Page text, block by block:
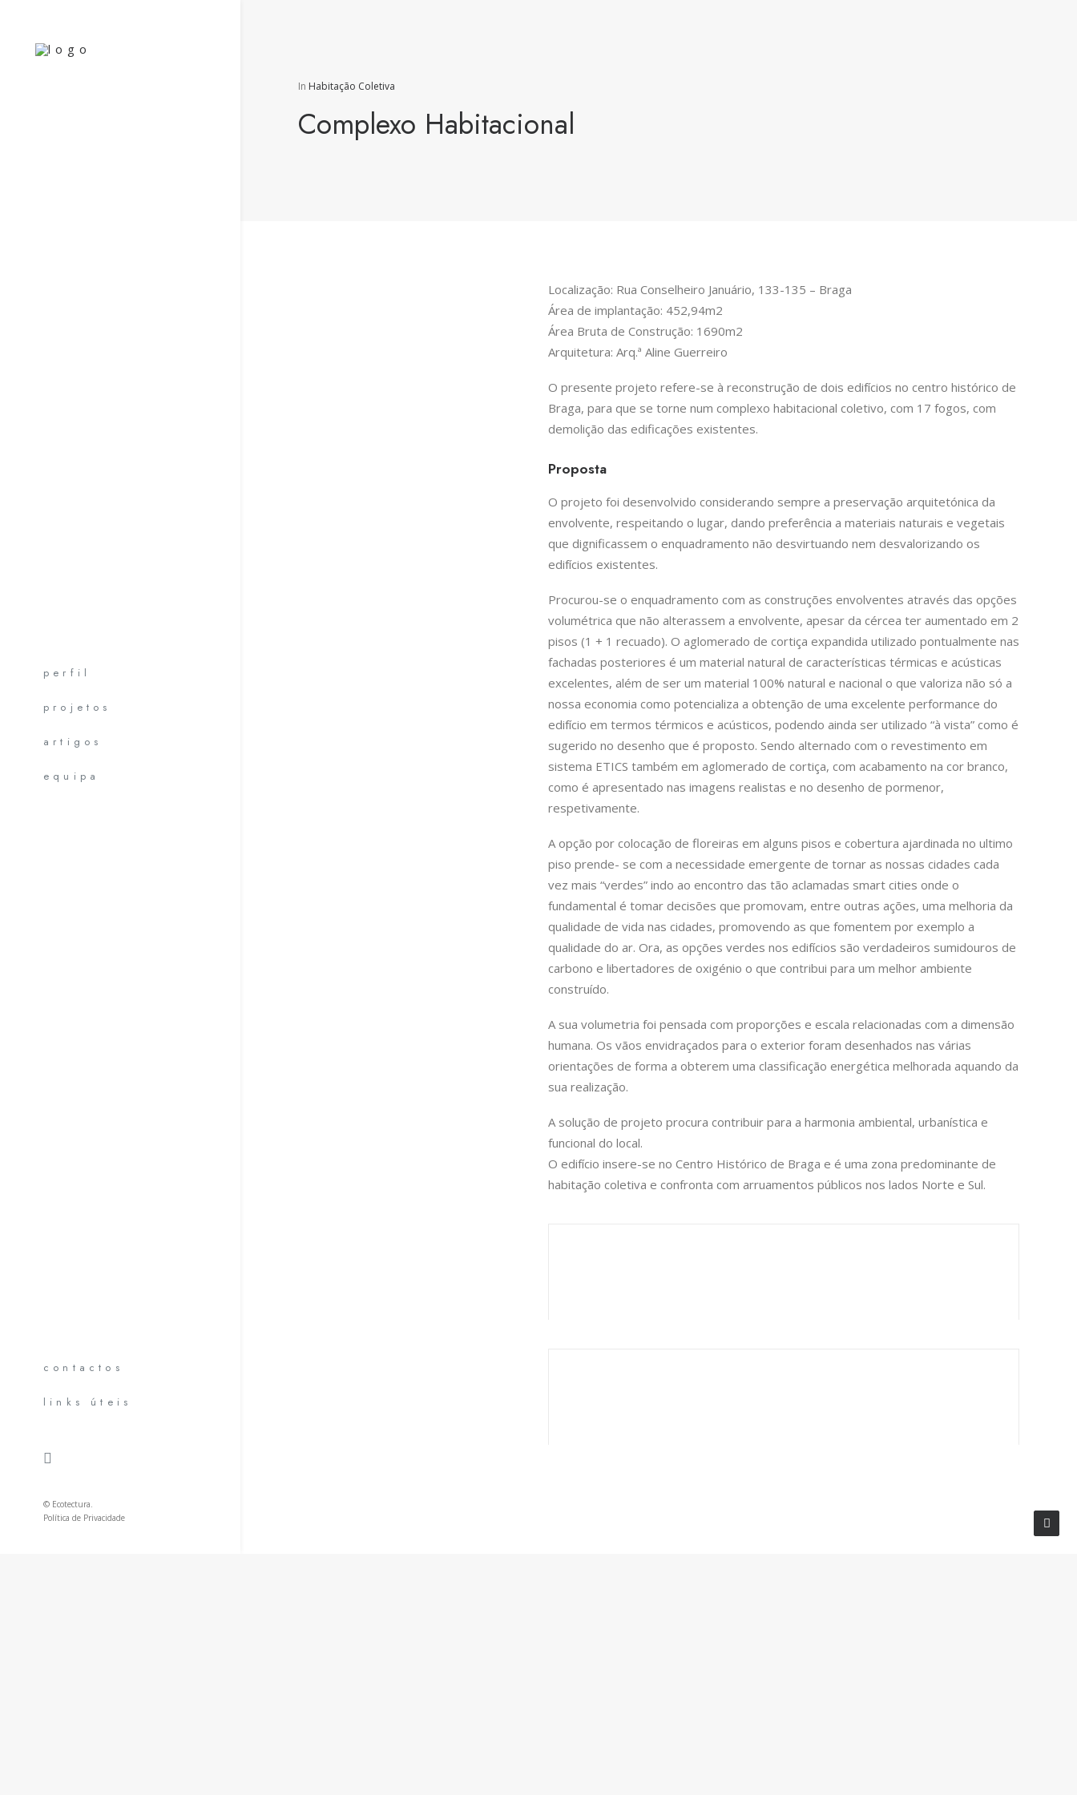
perfil
projetos
artigos
equipa
contactos
links úteis
© Ecotectura.
Política de Privacidade
In Habitação Coletiva
Complexo Habitacional
Localização: Rua Conselheiro Januário, 133-135 – Braga
Área de implantação: 452,94m2
Área Bruta de Construção: 1690m2
Arquitetura: Arq.ª Aline Guerreiro
O presente projeto refere-se à reconstrução de dois edifícios no centro histórico de
Braga, para que se torne num complexo habitacional coletivo, com 17 fogos, com
demolição das edificações existentes.
Proposta
O projeto foi desenvolvido considerando sempre a preservação arquitetónica da
envolvente, respeitando o lugar, dando preferência a materiais naturais e vegetais
que dignificassem o enquadramento não desvirtuando nem desvalorizando os
edifícios existentes.
Procurou-se o enquadramento com as construções envolventes através das opções
volumétrica que não alterassem a envolvente, apesar da cércea ter aumentado em 2
pisos (1 + 1 recuado). O aglomerado de cortiça expandida utilizado pontualmente nas
fachadas posteriores é um material natural de características térmicas e acústicas
excelentes, além de ser um material 100% natural e nacional o que valoriza não só a
nossa economia como potencializa a obtenção de uma excelente performance do
edifício em termos térmicos e acústicos, podendo ainda ser utilizado “à vista” como é
sugerido no desenho que é proposto. Sendo alternado com o revestimento em
sistema ETICS também em aglomerado de cortiça, com acabamento na cor branco,
como é apresentado nas imagens realistas e no desenho de pormenor,
respetivamente.
A opção por colocação de floreiras em alguns pisos e cobertura ajardinada no ultimo
piso prende- se com a necessidade emergente de tornar as nossas cidades cada
vez mais “verdes” indo ao encontro das tão aclamadas smart cities onde o
fundamental é tomar decisões que promovam, entre outras ações, uma melhoria da
qualidade de vida nas cidades, promovendo as que fomentem por exemplo a
qualidade do ar. Ora, as opções verdes nos edifícios são verdadeiros sumidouros de
carbono e libertadores de oxigénio o que contribui para um melhor ambiente
construído.
A sua volumetria foi pensada com proporções e escala relacionadas com a dimensão
humana. Os vãos envidraçados para o exterior foram desenhados nas várias
orientações de forma a obterem uma classificação energética melhorada aquando da
sua realização.
A solução de projeto procura contribuir para a harmonia ambiental, urbanística e
funcional do local.
O edifício insere-se no Centro Histórico de Braga e é uma zona predominante de
habitação coletiva e confronta com arruamentos públicos nos lados Norte e Sul.